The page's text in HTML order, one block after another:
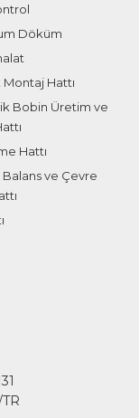
Döküm
Hattı
Bobin Üretim ve
Hattı
ve Çevre